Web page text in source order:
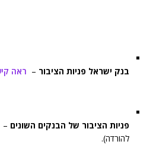
בנק ישראל פניות הציבור – ראה
פניות הציבור של הבנקים השונים –
להורדה).